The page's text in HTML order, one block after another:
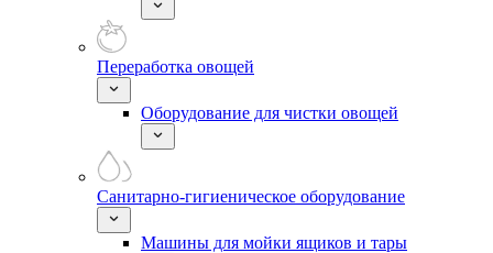
Переработка овощей
Оборудование для чистки овощей
Санитарно-гигиеническое оборудование
Машины для мойки ящиков и тары